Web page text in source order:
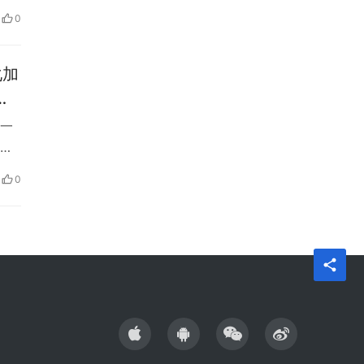
0
0